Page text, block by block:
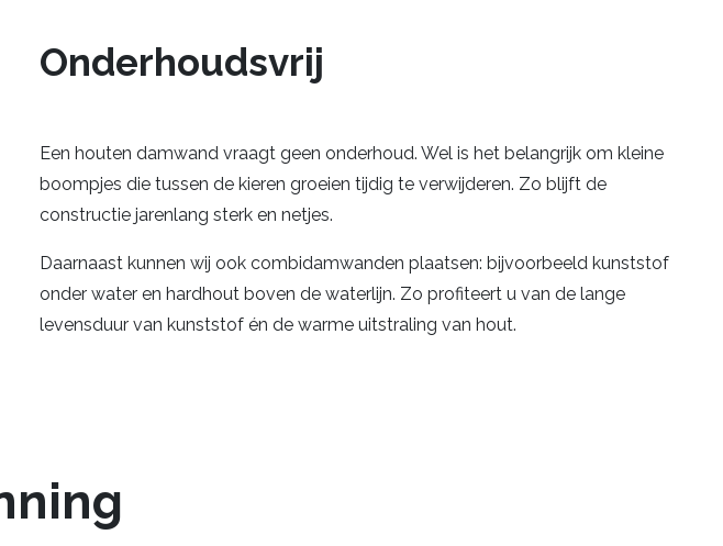
Onderhoudsvrij
Een houten damwand vraagt geen onderhoud. Wel is het belangrijk om kleine
boompjes die tussen de kieren groeien tijdig te verwijderen. Zo blijft de
constructie jarenlang sterk en netjes.
Daarnaast kunnen wij ook combidamwanden plaatsen: bijvoorbeeld kunststof
onder water en hardhout boven de waterlijn. Zo profiteert u van de lange
levensduur van kunststof én de warme uitstraling van hout.